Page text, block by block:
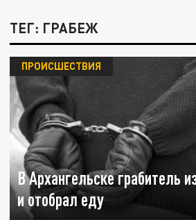
ТЕГ: ГРАБЕЖ
В Архангельске грабитель
и отобрал еду
ПРОИСШЕСТВИЯ